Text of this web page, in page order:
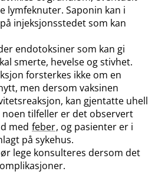
lymfeknuter. Saponin kan i
injeksjonsstedet som kan
endotoksiner som kan gi
smerte, hevelse og stivhet.
forsterkes ikke om en
men dersom vaksinen
kan gjentatte uhell
noen tilfeller er det observert
med feber, og pasienter er i
på sykehus.
lege konsulteres dersom det